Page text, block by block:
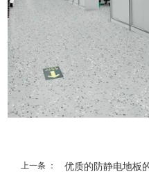
上一条 ：